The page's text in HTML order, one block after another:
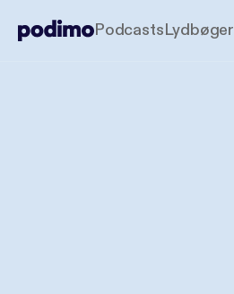
PodcastsLydbøger